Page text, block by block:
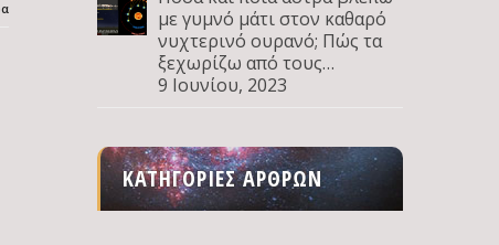
με γυμνό μάτι στον καθαρό
νυχτερινό ουρανό; Πώς τα
ξεχωρίζω από τους
πλανήτες; Μέρος Δ
9 Ιουνίου, 2023
ΚΑΤΗΓΟΡΊΕΣ ΆΡΘΡΩΝ